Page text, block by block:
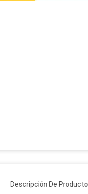
Descripción De Producto